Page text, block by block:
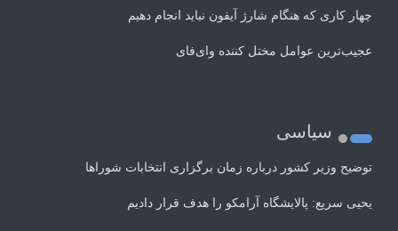
چهار کاری که هنگام شارژ آیفون نباید انجام دهیم
عجیب‌ترین عوامل مختل کننده وای‌فای
سیاسی
توضیح وزیر کشور درباره زمان برگزاری انتخابات شوراها
یحیی سریع: پالایشگاه آرامکو را هدف قرار دادیم